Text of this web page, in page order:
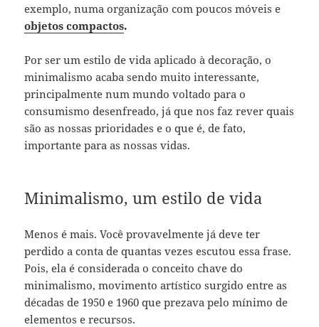
exemplo, numa organização com poucos móveis e
objetos compactos.
Por ser um estilo de vida aplicado à decoração, o
minimalismo acaba sendo muito interessante,
principalmente num mundo voltado para o
consumismo desenfreado, já que nos faz rever quais
são as nossas prioridades e o que é, de fato,
importante para as nossas vidas.
Minimalismo, um estilo de vida
Menos é mais. Você provavelmente já deve ter
perdido a conta de quantas vezes escutou essa frase.
Pois, ela é considerada o conceito chave do
minimalismo, movimento artístico surgido entre as
décadas de 1950 e 1960 que prezava pelo mínimo de
elementos e recursos.